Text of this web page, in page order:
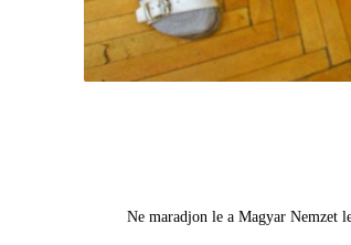
Ne maradjon le a Magyar Nemzet